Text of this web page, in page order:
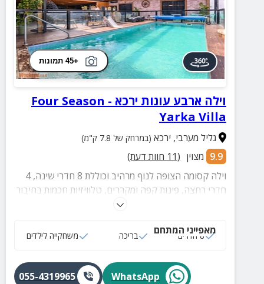
+45 תמונות
וילה ארבע עונות ירכא - Four Season
Yarka Villa
גליל מערבי, ירכא (במרחק של 7.8 ק"מ)
9.9 מצוין (
11 חוות דעת)
וילה קסומה הצופה לנוף מרהיב וכוללת 8 חדרי שינה, 4
חדרי רחצה, פינות קפה ומקררים, טלוויזיות חכמות בחיבור
ערוצים ומתחם חוץ עם בריכה מגודרת, סאונה, מטבח חוץ,
ישיבה.
מאפייני המתחם
8 חדרים בריכה משחקייה לילדים
WhatsApp
055-4319965